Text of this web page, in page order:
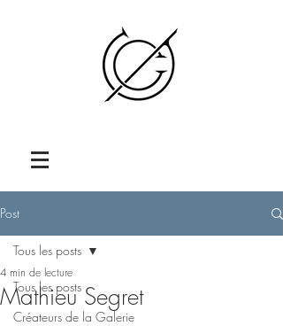
Post
Tous les posts
Créateurs de la Galerie
Tous les posts
Mathieu Segret
4 min de lecture